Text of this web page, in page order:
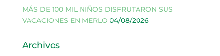
MÁS DE 100 MIL NIÑOS DISFRUTARON SUS
VACACIONES EN MERLO 04/08/2026
Archivos